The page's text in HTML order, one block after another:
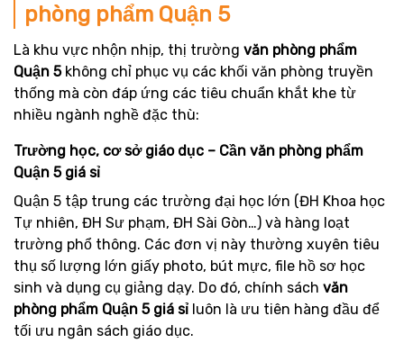
phòng phẩm Quận 5
Là khu vực nhộn nhịp, thị trường văn phòng phẩm
Quận 5không chỉ phục vụ các khối văn phòng truyền
thống mà còn đáp ứng các tiêu chuẩn khắt khe từ
nhiều ngành nghề đặc thù:
Trường học, cơ sở giáo dục – Cần văn phòng phẩm
Quận 5 giá sỉ
Quận 5 tập trung các trường đại học lớn (ĐH Khoa học
Tự nhiên, ĐH Sư phạm, ĐH Sài Gòn…) và hàng loạt
trường phổ thông. Các đơn vị này thường xuyên tiêu
thụ số lượng lớn giấy photo, bút mực, file hồ sơ học
sinh và dụng cụ giảng dạy. Do đó, chính sách văn
phòng phẩm Quận 5 giá sỉ luôn là ưu tiên hàng đầu để
tối ưu ngân sách giáo dục.